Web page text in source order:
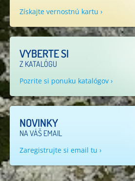
Získajte vernostnú kartu ›
VYBERTE SI
Z KATALÓGU
Pozrite si ponuku katalógov ›
NOVINKY
NA VÁŠ EMAIL
Zaregistrujte si email tu ›